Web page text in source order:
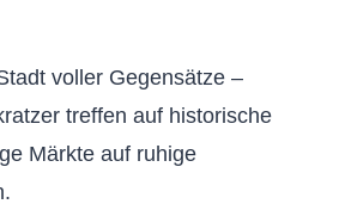
voller Gegensätze –
treffen auf historische
Märkte auf ruhige